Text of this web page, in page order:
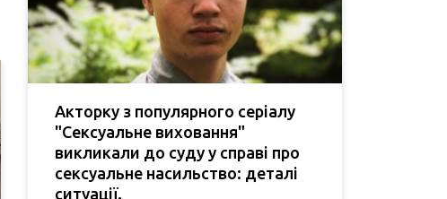
Акторку з популярного серіалу
"Сексуальне виховання"
викликали до суду у справі про
сексуальне насильство: деталі
ситуації.